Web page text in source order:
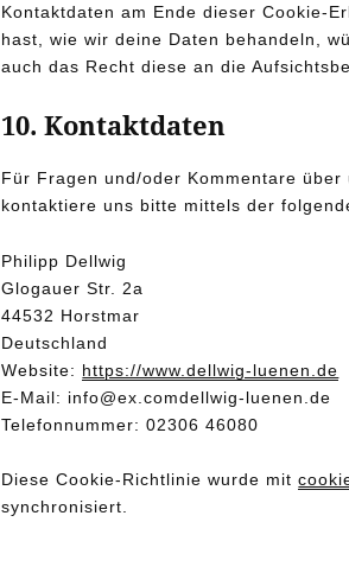
Kontaktdaten am Ende dieser Cookie-
hast, wie wir deine Daten behandeln,
auch das Recht diese an die
10. Kontaktdaten
Für Fragen und/oder Kommentare
kontaktiere uns bitte mittels der
Philipp Dellwig
Glogauer Str. 2a
44532 Horstmar
Deutschland
Website: https://www.dellwig-luenen.de
E-Mail: info@ex.comdellwig-luenen.de
Telefonnummer: 02306 46080
Diese Cookie-Richtlinie wurde mit
synchronisiert.